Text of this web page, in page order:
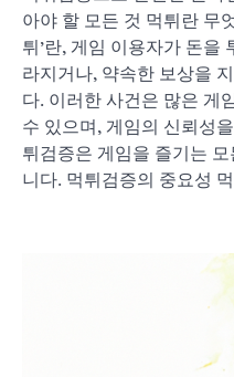
아야 할 모든 것 먹튀란 무
튀’란, 게임 이용자가 돈을
라지거나, 약속한 보상을
다. 이러한 사건은 많은 게
수 있으며, 게임의 신뢰성
튀검증은 게임을 즐기는
니다. 먹튀검증의 중요성